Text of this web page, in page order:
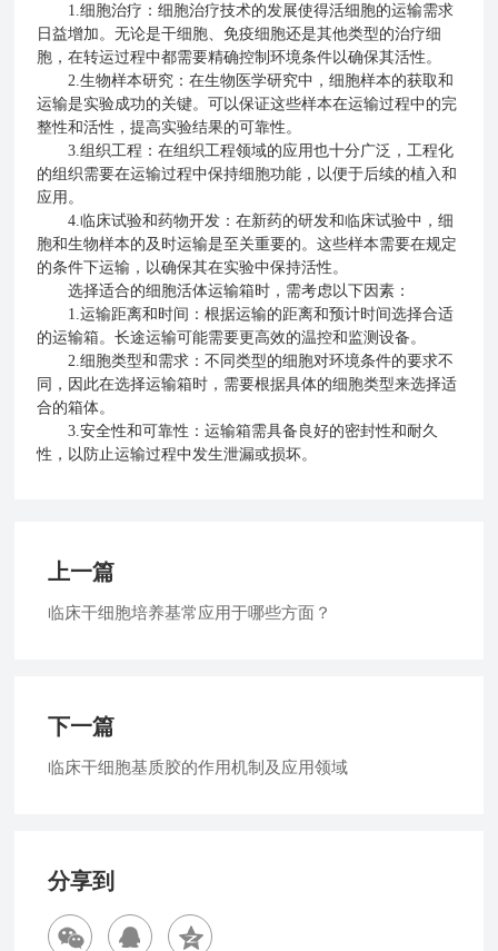
1.细胞治疗：细胞治疗技术的发展使得活细胞的运输需求
日益增加。无论是干细胞、免疫细胞还是其他类型的治疗细
胞，在转运过程中都需要精确控制环境条件以确保其活性。
2.生物样本研究：在生物医学研究中，细胞样本的获取和
运输是实验成功的关键。可以保证这些样本在运输过程中的完
整性和活性，提高实验结果的可靠性。
3.组织工程：在组织工程领域的应用也十分广泛，工程化
的组织需要在运输过程中保持细胞功能，以便于后续的植入和
应用。
4.临床试验和药物开发：在新药的研发和临床试验中，细
胞和生物样本的及时运输是至关重要的。这些样本需要在规定
的条件下运输，以确保其在实验中保持活性。
选择适合的细胞活体运输箱时，需考虑以下因素：
1.运输距离和时间：根据运输的距离和预计时间选择合适
的运输箱。长途运输可能需要更高效的温控和监测设备。
2.细胞类型和需求：不同类型的细胞对环境条件的要求不
同，因此在选择运输箱时，需要根据具体的细胞类型来选择适
合的箱体。
3.安全性和可靠性：运输箱需具备良好的密封性和耐久
性，以防止运输过程中发生泄漏或损坏。
上一篇
临床干细胞培养基常应用于哪些方面？
下一篇
临床干细胞基质胶的作用机制及应用领域
分享到